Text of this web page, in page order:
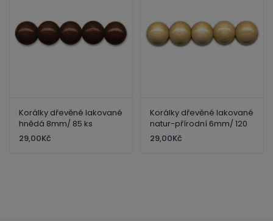
Korálky dřevěné lakované
hnědá 8mm/ 85 ks
29,00Kč
Korálky dřevěné lakované
natur-přírodní 6mm/ 120
ks
29,00Kč